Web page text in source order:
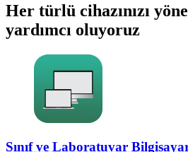
Her türlü cihazınızı
yardımcı oluyoruz
Sınıf ve Laboratuvar